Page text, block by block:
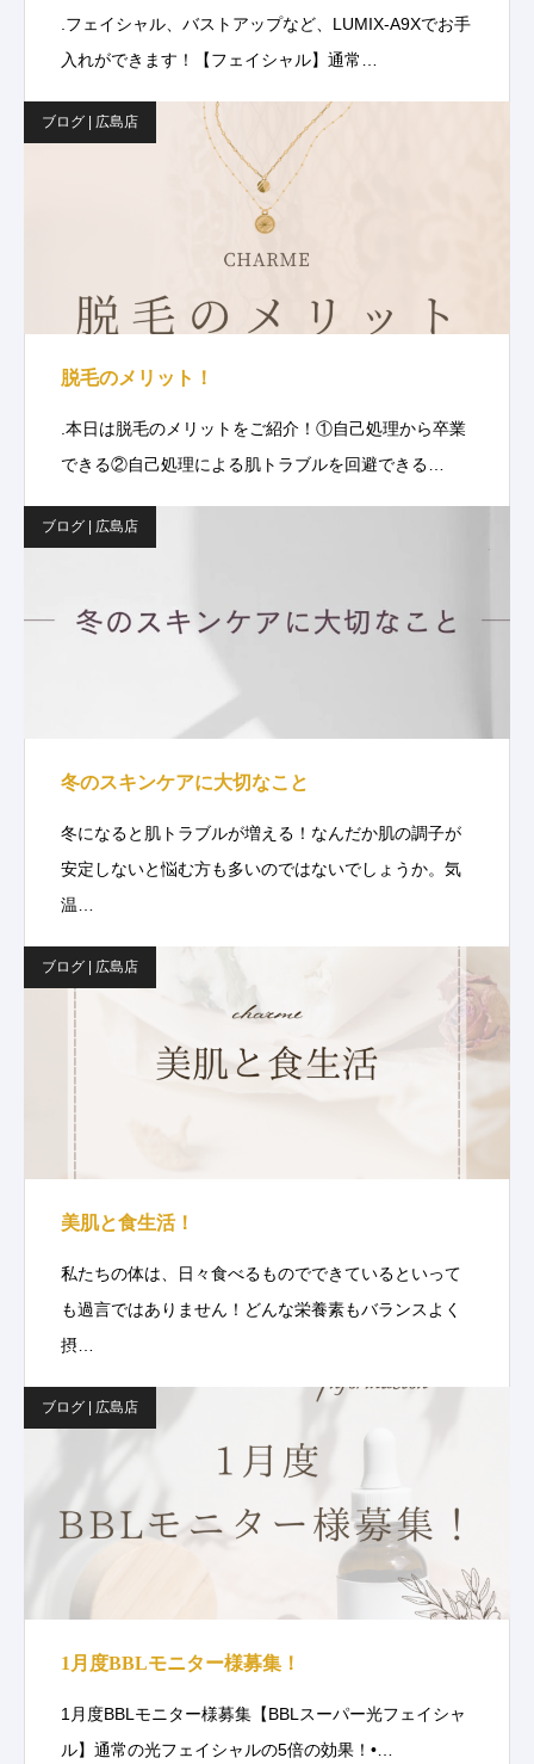
.フェイシャル、バストアップなど、LUMIX-A9Xでお手
入れができます！【フェイシャル】通常…
ブログ | 広島店
脱毛のメリット！
.本日は脱毛のメリットをご紹介！①自己処理から卒業
できる②自己処理による肌トラブルを回避できる…
ブログ | 広島店
冬のスキンケアに大切なこと
冬になると肌トラブルが増える！なんだか肌の調子が
安定しないと悩む方も多いのではないでしょうか。気
温…
ブログ | 広島店
美肌と食生活！
私たちの体は、日々食べるものでできているといって
も過言ではありません！どんな栄養素もバランスよく
摂…
ブログ | 広島店
1月度BBLモニター様募集！
1月度BBLモニター様募集【BBLスーパー光フェイシャ
ル】通常の光フェイシャルの5倍の効果！•…